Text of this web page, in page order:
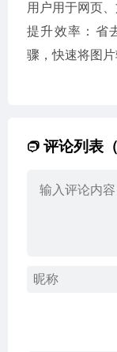
用户用于网页
提升效率：省
骤，快速将图片
评论列表（